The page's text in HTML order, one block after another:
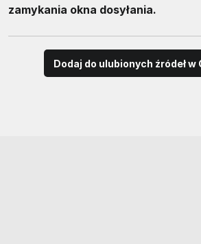
zamykania okna dosyłania.
Dodaj do ulubionych źródeł w